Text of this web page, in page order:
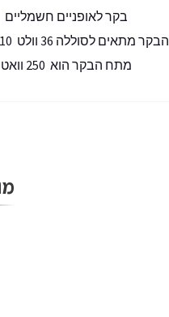
בקר לאופניים חשמליים
הבקר מתאים לסוללה 36 וולט 10 אמפר
מתח הבקר הוא 250 וואט